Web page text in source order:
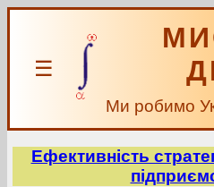
☰
Ми робимо
Ефективність